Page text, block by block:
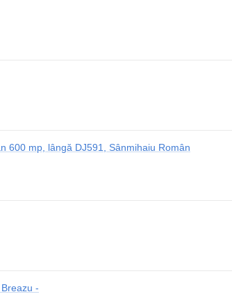
600 mp, lângă DJ591, Sânmihaiu Român
-